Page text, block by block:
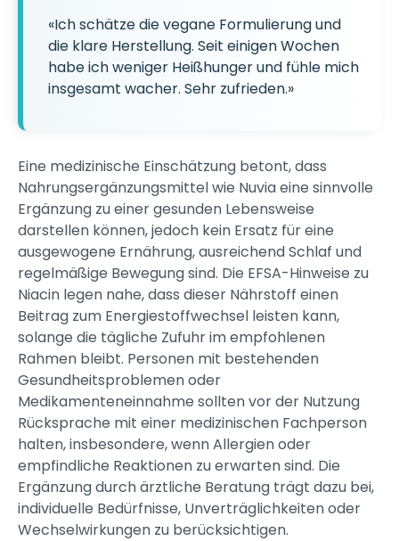
«Ich schätze die vegane Formulierung und
die klare Herstellung. Seit einigen Wochen
habe ich weniger Heißhunger und fühle mich
insgesamt wacher. Sehr zufrieden.»
Eine medizinische Einschätzung betont, dass
Nahrungsergänzungsmittel wie Nuvia eine sinnvolle
Ergänzung zu einer gesunden Lebensweise
darstellen können, jedoch kein Ersatz für eine
ausgewogene Ernährung, ausreichend Schlaf und
regelmäßige Bewegung sind. Die EFSA-Hinweise zu
Niacin legen nahe, dass dieser Nährstoff einen
Beitrag zum Energiestoffwechsel leisten kann,
solange die tägliche Zufuhr im empfohlenen
Rahmen bleibt. Personen mit bestehenden
Gesundheitsproblemen oder
Medikamenteneinnahme sollten vor der Nutzung
Rücksprache mit einer medizinischen Fachperson
halten, insbesondere, wenn Allergien oder
empfindliche Reaktionen zu erwarten sind. Die
Ergänzung durch ärztliche Beratung trägt dazu bei,
individuelle Bedürfnisse, Unverträglichkeiten oder
Wechselwirkungen zu berücksichtigen.